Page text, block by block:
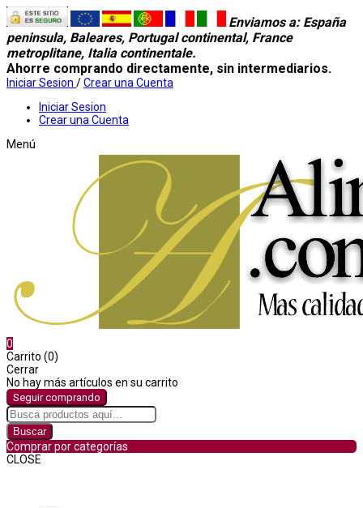
Enviamos a: España
peninsula, Baleares, Portugal continental, France
metroplitane, Italia continentale.
Ahorre comprando directamente, sin intermediarios.
Iniciar Sesion /Crear una Cuenta
Iniciar Sesion
Crear una Cuenta
Menú
0
Carrito (0)
Cerrar
No hay más artículos en su carrito
Seguir comprando
Buscar
Comprar por categorías
CLOSE